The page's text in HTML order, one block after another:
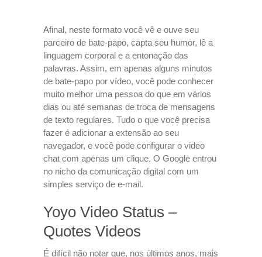
Afinal, neste formato você vê e ouve seu
parceiro de bate-papo, capta seu humor, lê a
linguagem corporal e a entonação das
palavras. Assim, em apenas alguns minutos
de bate-papo por vídeo, você pode conhecer
muito melhor uma pessoa do que em vários
dias ou até semanas de troca de mensagens
de texto regulares. Tudo o que você precisa
fazer é adicionar a extensão ao seu
navegador, e você pode configurar o video
chat com apenas um clique. O Google entrou
no nicho da comunicação digital com um
simples serviço de e-mail.
Yoyo Video Status –
Quotes Videos
É difícil não notar que, nos últimos anos, mais